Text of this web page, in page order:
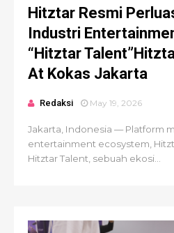
Hitztar Resmi
Industri
“Hitztar
At Kokas Jakarta
Redaksi May 19, 2026
Jakarta, Indonesia — Platform
entertainment ecosystem,
Hitztar Talent, sebuah ekosi...